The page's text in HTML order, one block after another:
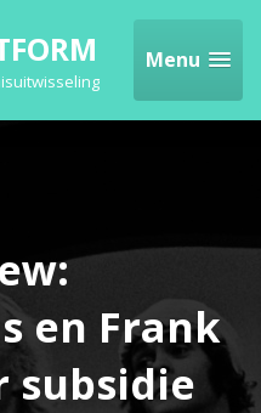
Menu
en Frank
subsidie